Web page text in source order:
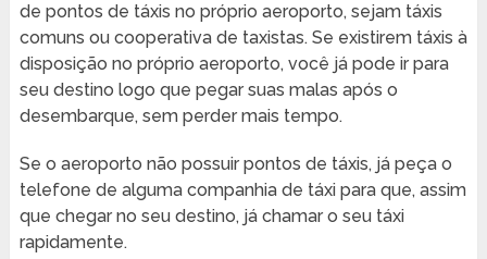
de pontos de táxis no próprio aeroporto, sejam táxis
comuns ou cooperativa de taxistas. Se existirem táxis à
disposição no próprio aeroporto, você já pode ir para
seu destino logo que pegar suas malas após o
desembarque, sem perder mais tempo.
Se o aeroporto não possuir pontos de táxis, já peça o
telefone de alguma companhia de táxi para que, assim
que chegar no seu destino, já chamar o seu táxi
rapidamente.